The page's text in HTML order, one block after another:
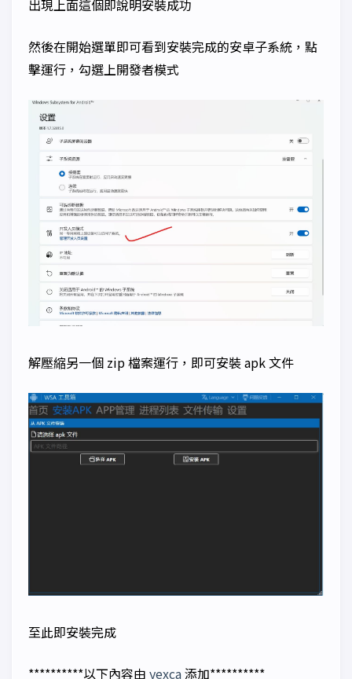
出現上面這個即說明安裝成功
然後在開始選單即可看到安裝完成的安卓子系統，點
擊運行，勾選上開發者模式
解壓縮另一個 zip 檔案運行，即可安裝 apk 文件
至此即安裝完成
**********以下內容由 yexca添加**********